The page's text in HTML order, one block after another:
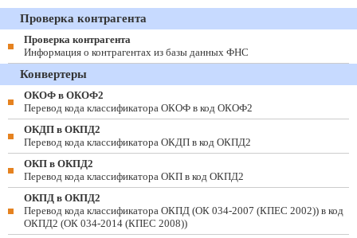
Проверка контрагента
Проверка контрагента
Информация о контрагентах из базы данных ФНС
Конвертеры
ОКОФ в ОКОФ2
Перевод кода классификатора ОКОФ в код ОКОФ2
ОКДП в ОКПД2
Перевод кода классификатора ОКДП в код ОКПД2
ОКП в ОКПД2
Перевод кода классификатора ОКП в код ОКПД2
ОКПД в ОКПД2
Перевод кода классификатора ОКПД (ОК 034-2007 (КПЕС 2002)) в код
ОКПД2 (ОК 034-2014 (КПЕС 2008))